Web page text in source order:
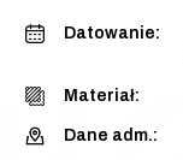
Datowanie:
Materiał:
Dane adm.: